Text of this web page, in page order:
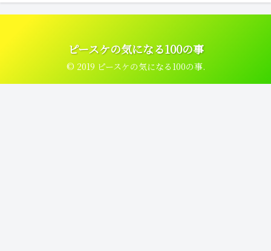
ピースケの気になる100の事
© 2019 ピースケの気になる100の事.